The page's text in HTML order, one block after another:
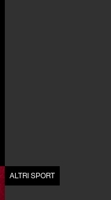
ALTRI SPORT